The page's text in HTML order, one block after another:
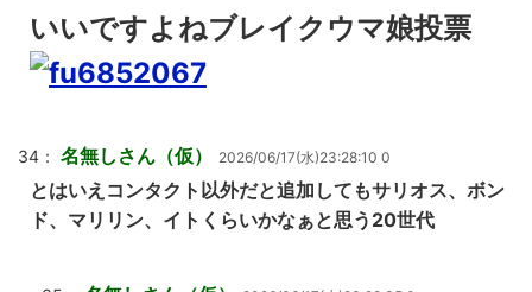
いいですよねブレイクウマ娘投票
34： 名無しさん（仮） 2026/06/17(水)23:28:10 0
とはいえコンタクト以外だと追加してもサリオス、ボン
ド、マリリン、イトくらいかなぁと思う20世代